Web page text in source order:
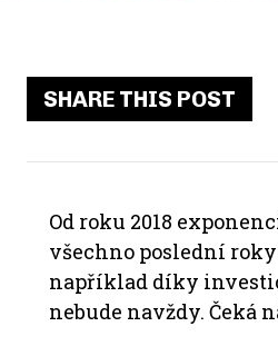
SHARE THIS POST
Od roku 2018
všechno poslední
například díky
nebude navždy. Čeká